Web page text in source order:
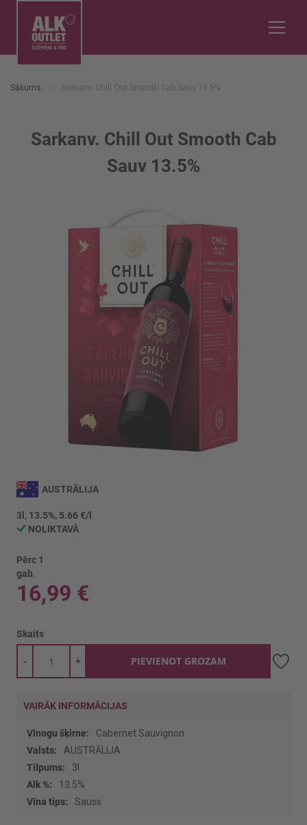
Sākums Sarkanv. Chill Out Smooth Cab Sauv 13.5%
Sarkanv. Chill Out Smooth Cab
Sauv 13.5%
uz
galerijas
sākumu
AUSTRĀLIJA
3l, 13.5%, 5.66 €/l
NOLIKTAVĀ
Pērc 1
gab.
16,99 €
Skaits
+
- PIEVIENOT GROZAM
VAIRĀK INFORMĀCIJAS
Vairāk
informācijas
Cabernet Sauvignon
AUSTRĀLIJA
3l
13.5%
Sauss